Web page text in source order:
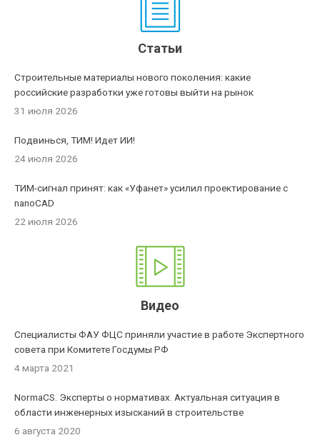
Статьи
Строительные материалы нового поколения: какие
российские разработки уже готовы выйти на рынок
31 июля 2026
Подвинься, ТИМ! Идет ИИ!
24 июля 2026
ТИМ-сигнал принят: как «Уфанет» усилил проектирование с
nanoCAD
22 июля 2026
Видео
Специалисты ФАУ ФЦС приняли участие в работе Экспертного
совета при Комитете Госдумы РФ
4 марта 2021
NormaCS. Эксперты о нормативах. Актуальная ситуация в
области инженерных изысканий в строительстве
6 августа 2020